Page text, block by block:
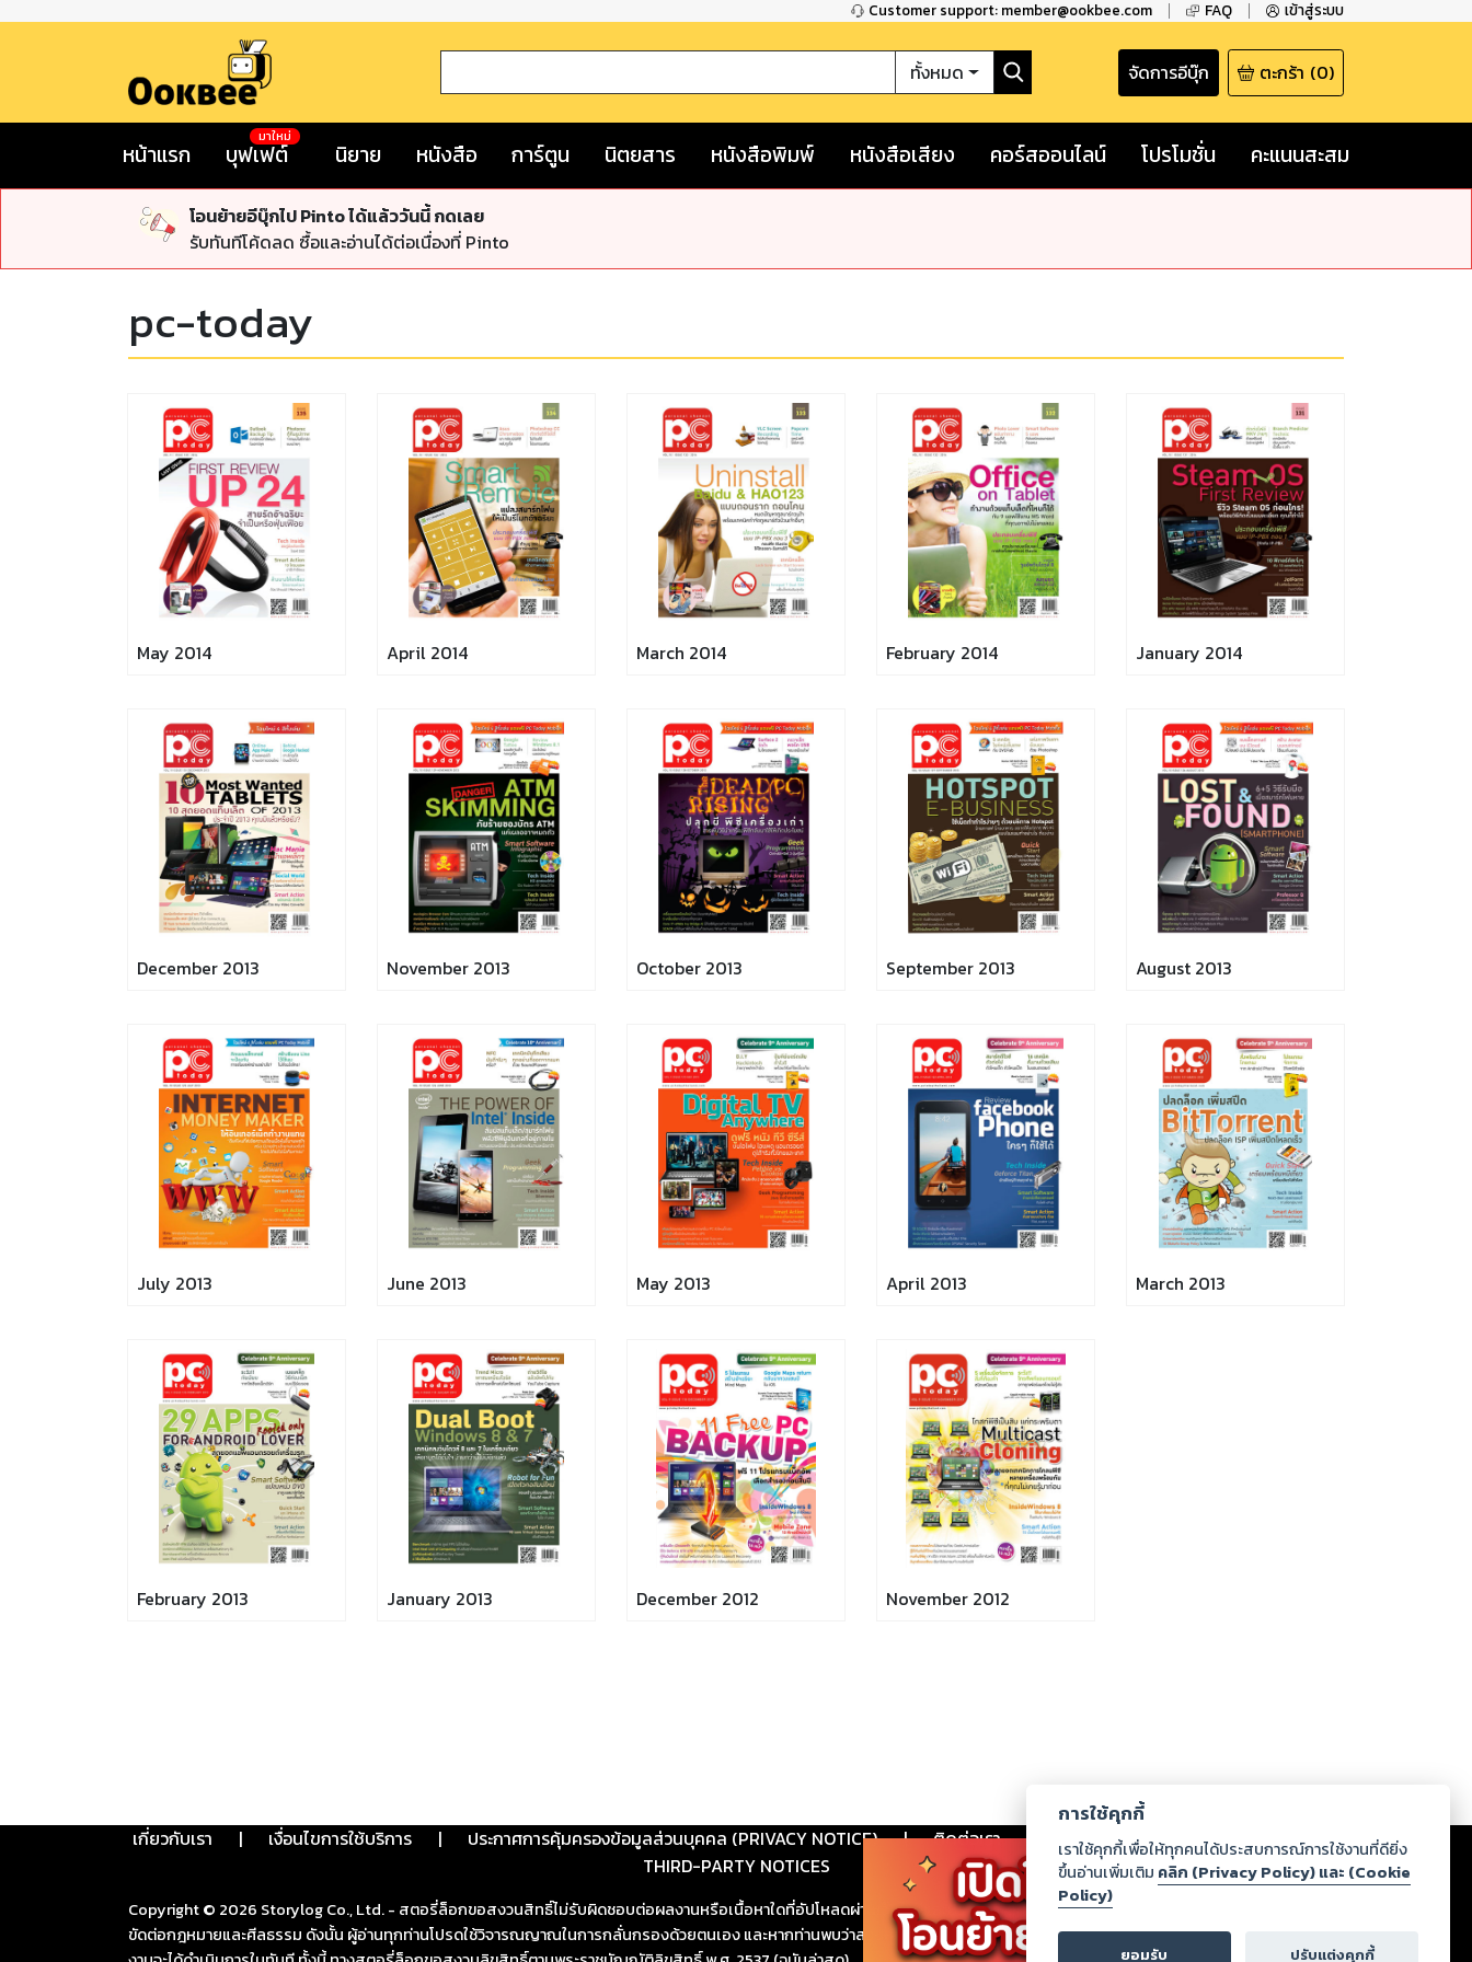
Customer support: member@ookbee.com FAQ เข้าสู่ระบบ
ทั้งหมด จัดการอีบุ๊ก ตะกร้า (0)
หน้าแรก บุฟเฟต์
มาใหม่
นิยาย หนังสือ การ์ตูน นิตยสาร หนังสือพิมพ์ หนังสือเสียง คอร์สออนไลน์ โปรโมชั่น คะแนนสะสม
โอนย้ายอีบุ๊กไป Pinto ได้แล้ววันนี้ กดเลย
รับทันทีโค้ดลด ซื้อและอ่านได้ต่อเนื่องที่ Pinto
pc-today
May 2014 April 2014 March 2014 February 2014 January 2014
December 2013 November 2013 October 2013 September 2013 August 2013
July 2013 June 2013 May 2013 April 2013 March 2013
February 2013 January 2013 December 2012 November 2012
เกี่ยวกับเรา | เงื่อนไขการใช้บริการ | ประกาศการคุ้มครองข้อมูลส่วนบุคคล (PRIVACY NOTICE) | ติดต่อเรา ร่วมงานกับเรา ดาวน์โหลด
THIRD-PARTY NOTICES
Copyright © 2026 Storylog Co., Ltd. - สตอรี่ล็อกขอสงวนสิทธิ์ไม่รับผิดชอบต่อผลงานหรือเนื้อหาใดที่อัปโหลดผ่านเว็บไซต์และปรากฏว่าละเมิดสิทธิในทรัพย์สินทางปัญญาของบุคคลอื่นหรือ
ขัดต่อกฎหมายและศีลธรรม ดังนั้น ผู้อ่านทุกท่านโปรดใช้วิจารณญาณในการกลั่นกรองด้วยตนเอง และหากท่านพบว่าส่วนหนึ่งส่วนใดขัดต่อกฎหมายและศีลธรรม กรุณาแจ้งมายังบริษัท เพื่อทีม
การใช้คุกกี้
เราใช้คุกกี้เพื่อให้ทุกคนได้ประสบการณ์การใช้งานที่ดียิ่ง
ขึ้นอ่านเพิ่มเติม คลิก (Privacy Policy) และ (Cookie
Policy)
ยอมรับ ปรับแต่งคุกกี้